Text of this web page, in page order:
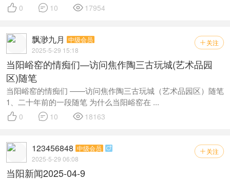
 0  10  17954
 关注
飘渺九月 中级会员
2025-5-29 15:18
当阳峪窑的情痴们—访问焦作陶三古玩城(艺术品园
区)随笔
当阳峪窑的情痴们 ——访问焦作陶三古玩城（艺术品园区）随笔
1、二十年前的一段随笔 为什么当阳峪窑在 ...
 0  10  18163
 关注
123456848 中级会员 
2025-5-29 06:08
当阳新闻2025-04-9